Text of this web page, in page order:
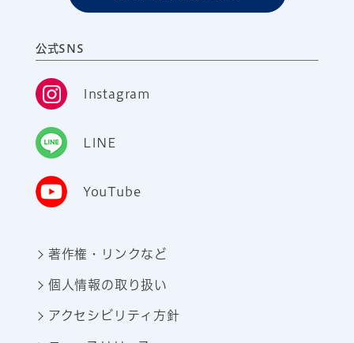
公式SNS
Instagram
LINE
YouTube
著作権・リンクなど
個人情報の取り扱い
アクセシビリティ方針